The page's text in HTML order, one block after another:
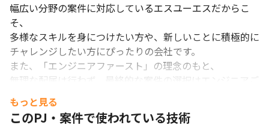
幅広い分野の案件に対応しているエスユーエスだからこ
そ、
多様なスキルを身につけたい方や、新しいことに積極的に
チャレンジしたい方にぴったりの会社です。
また、「エンジニアファースト」の理念のもと、
無理な配属は行わず、最終的な案件の選択はエンジニアご
本人にお任せしています。
常に安心して働ける環境づくりに努めております
もっと見る
このPJ・案件で使われている技術